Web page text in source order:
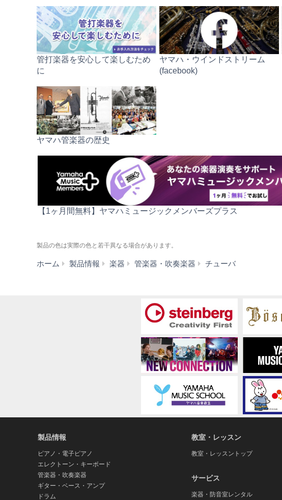
管打楽器を安心して楽しむため
に
ヤマハ・ウインドストリーム
(facebook)
ヤマハ管楽器の歴史
【1ヶ月間無料】ヤマハミュージックメンバーズプラス
製品の色は実際の色と若干異なる場合があります。
ホーム 製品情報 楽器 管楽器・吹奏楽器 チューバ
製品情報
ピアノ・電子ピアノ
エレクトーン・キーボード
管楽器・吹奏楽器
ギター・ベース・アンプ
ドラム
教室・レッスン
教室・レッスントップ
サービス
楽器・防音室レンタル